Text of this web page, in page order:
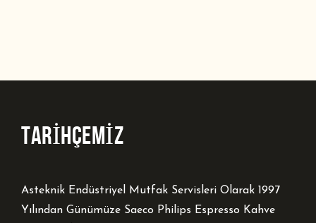
TARİHÇEMİZ
Asteknik Endüstriyel Mutfak Servisleri Olarak 1997
Yılından Günümüze Saeco Philips Espresso Kahve